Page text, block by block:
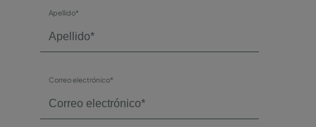
Apellido*
Correo electrónico*